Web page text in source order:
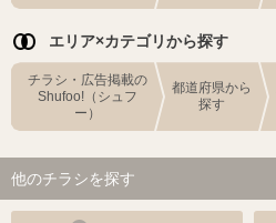
エリア×カテゴリから探す
チラシ・広告掲載の
Shufoo!（シュフ
ー）
都道府県から
探す
他のチラシを探す